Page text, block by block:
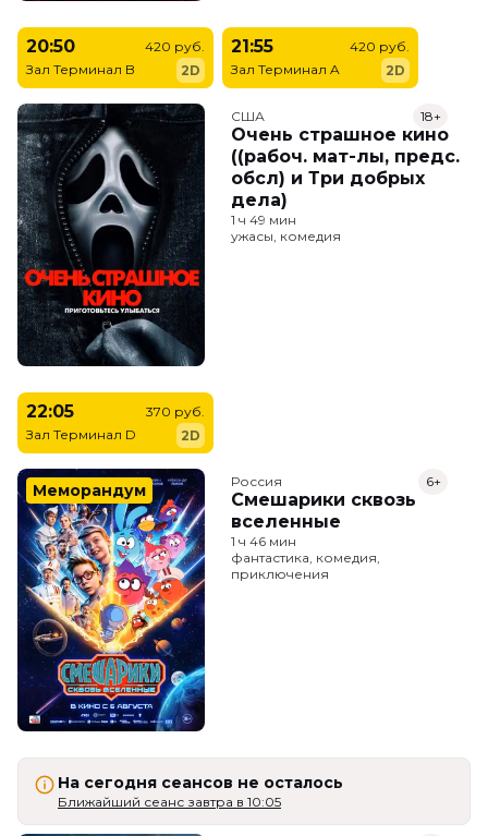
20:50
Зал Терминал B
420 руб.
2D
21:55
Зал Терминал A
420 руб.
2D
США
Очень страшное кино
((рабоч. мат-лы, предс.
обсл) и Три добрых
дела)
18+
1 ч 49 мин
ужасы, комедия
22:05
Зал Терминал D
370 руб.
2D
Меморандум Россия
Смешарики сквозь
вселенные
6+
1 ч 46 мин
фантастика, комедия,
приключения
На сегодня сеансов не осталось
Ближайший сеанс завтра в 10:05